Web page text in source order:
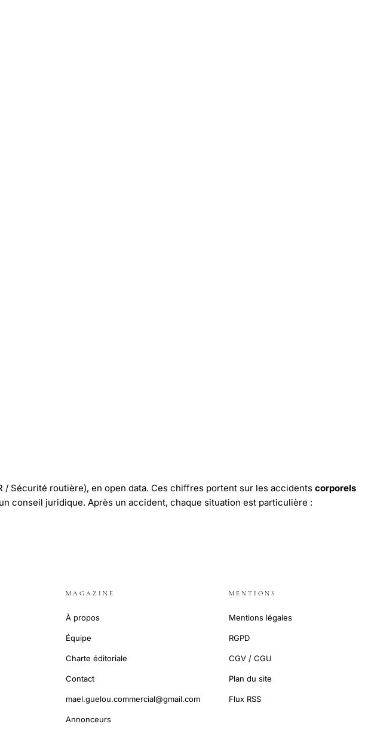
/ Sécurité routière), en open data. Ces chiffres portent sur les accidents corporels
conseil juridique. Après un accident, chaque situation est particulière :
MAGAZINE
À propos
Équipe
Charte éditoriale
Contact
mael.guelou.commercial@gmail.com
Annonceurs
MENTIONS
Mentions légales
RGPD
CGV / CGU
Plan du site
Flux RSS